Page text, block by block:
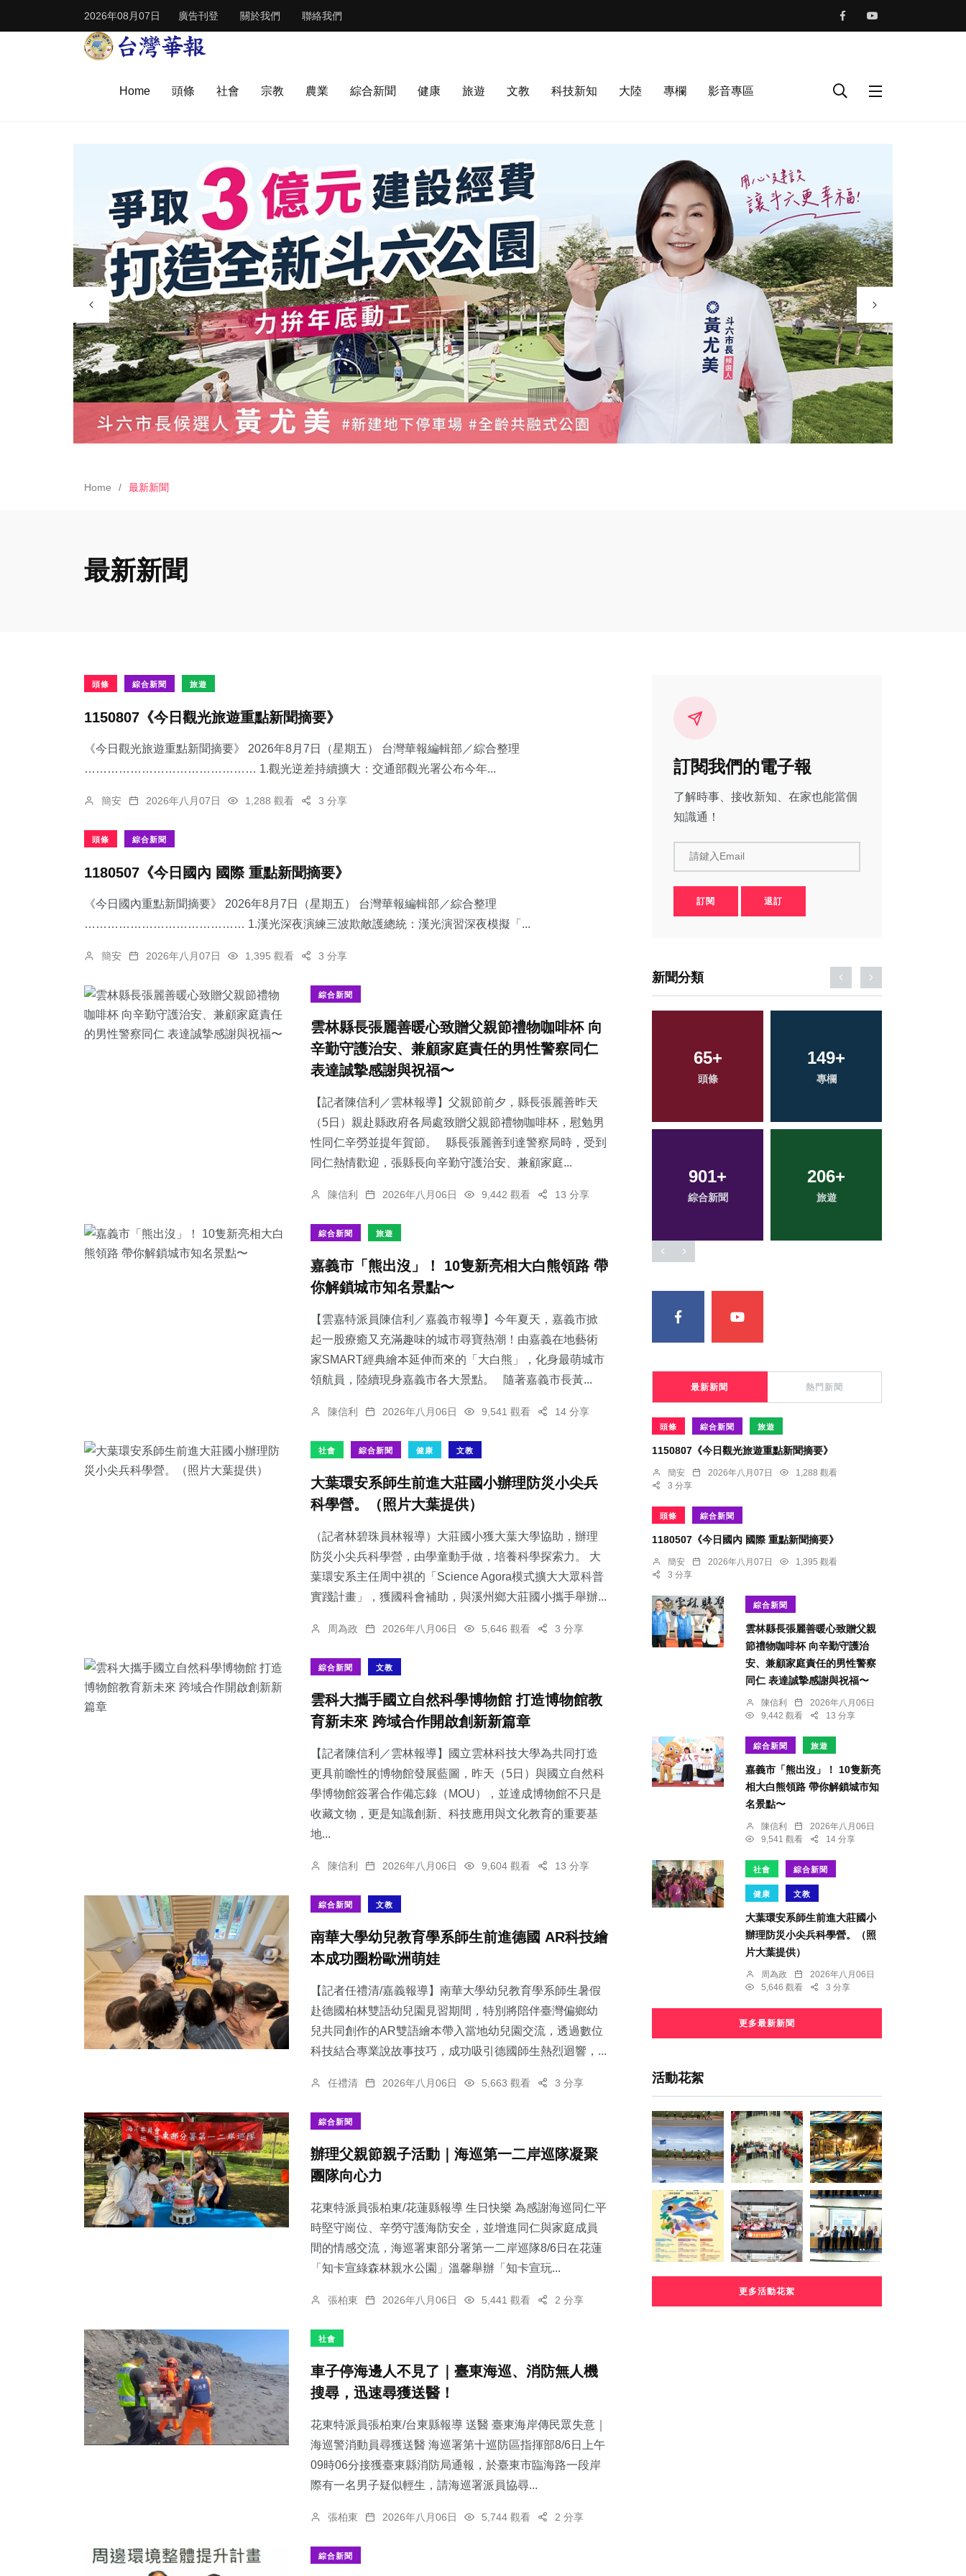
2026年08月07日 廣告刊登 關於我們 聯絡我們
Home 頭條 社會 宗教 農業 綜合新聞 健康 旅遊 文教 科技新知 大陸 專欄 影音專區
Home 最新新聞
最新新聞
頭條 綜合新聞 旅遊
1150807《今日觀光旅遊重點新聞摘要》
《今日觀光旅遊重點新聞摘要》 2026年8月7日（星期五） 台灣華報編輯部／綜合整理
……………………………………… 1.觀光逆差持續擴大：交通部觀光署公布今年...
簡安 2026年八月07日 1,288 觀看 3 分享
頭條 綜合新聞
1180507《今日國內 國際 重點新聞摘要》
《今日國內重點新聞摘要》 2026年8月7日（星期五） 台灣華報編輯部／綜合整理
…………………………………… 1.漢光深夜演練三波欺敵護總統：​漢光演習深夜模擬「...
簡安 2026年八月07日 1,395 觀看 3 分享
綜合新聞
雲林縣長張麗善暖心致贈父親節禮物咖啡杯 向
辛勤守護治安、兼顧家庭責任的男性警察同仁
表達誠摯感謝與祝福〜
【記者陳信利／雲林報導】父親節前夕，縣長張麗善昨天
（5日）親赴縣政府各局處致贈父親節禮物咖啡杯，慰勉男
性同仁辛勞並提年賀節。 縣長張麗善到達警察局時，受到
同仁熱情歡迎，張縣長向辛勤守護治安、兼顧家庭...
陳信利 2026年八月06日 9,442 觀看 13 分享
綜合新聞 旅遊
嘉義市「熊出沒」！ 10隻新亮相大白熊領路 帶
你解鎖城市知名景點〜
【雲嘉特派員陳信利／嘉義市報導】今年夏天，嘉義市掀
起一股療癒又充滿趣味的城市尋寶熱潮！由嘉義在地藝術
家SMART經典繪本延伸而來的「大白熊」，化身最萌城市
領航員，陸續現身嘉義市各大景點。 隨著嘉義市長黃...
陳信利 2026年八月06日 9,541 觀看 14 分享
社會 綜合新聞 健康 文教
大葉環安系師生前進大莊國小辦理防災小尖兵
科學營。（照片大葉提供）
（記者林碧珠員林報導）大莊國小獲大葉大學協助，辦理
防災小尖兵科學營，由學童動手做，培養科學探索力。 大
葉環安系主任周中祺的「Science Agora模式擴大大眾科普
實踐計畫」，獲國科會補助，與溪州鄉大莊國小攜手舉辦...
周為政 2026年八月06日 5,646 觀看 3 分享
綜合新聞 文教
雲科大攜手國立自然科學博物館 打造博物館教
育新未來 跨域合作開啟創新新篇章
【記者陳信利／雲林報導】國立雲林科技大學為共同打造
更具前瞻性的博物館發展藍圖，昨天（5日）與國立自然科
學博物館簽署合作備忘錄（MOU），並達成博物館不只是
收藏文物，更是知識創新、科技應用與文化教育的重要基
地...
陳信利 2026年八月06日 9,604 觀看 13 分享
綜合新聞 文教
南華大學幼兒教育學系師生前進德國 AR科技繪
本成功圈粉歐洲萌娃
【記者任禮清/嘉義報導】南華大學幼兒教育學系師生暑假
赴德國柏林雙語幼兒園見習期間，特別將陪伴臺灣偏鄉幼
兒共同創作的AR雙語繪本帶入當地幼兒園交流，透過數位
科技結合專業說故事技巧，成功吸引德國師生熱烈迴響，...
任禮清 2026年八月06日 5,663 觀看 3 分享
綜合新聞
辦理父親節親子活動｜海巡第一二岸巡隊凝聚
團隊向心力
花東特派員張柏東/花蓮縣報導 生日快樂 為感謝海巡同仁平
時堅守崗位、辛勞守護海防安全，並增進同仁與家庭成員
間的情感交流，海巡署東部分署第一二岸巡隊8/6日在花蓮
「知卡宣綠森林親水公園」溫馨舉辦「知卡宣玩...
張柏東 2026年八月06日 5,441 觀看 2 分享
社會
車子停海邊人不見了｜臺東海巡、消防無人機
搜尋，迅速尋獲送醫！
花東特派員張柏東/台東縣報導 送醫 臺東海岸傳民眾失意｜
海巡警消動員尋獲送醫 海巡署第十巡防區指揮部8/6日上午
09時06分接獲臺東縣消防局通報，於臺東市臨海路一段岸
際有一名男子疑似輕生，請海巡署派員協尋...
張柏東 2026年八月06日 5,744 觀看 2 分享
綜合新聞
訂閱我們的電子報
了解時事、接收新知、在家也能當個
知識通！
請鍵入Email
訂閱 退訂
新聞分類
270+
健康
65+
頭條
149+
專欄
901+
綜合新聞
206+
旅遊
3+
大陸
298+
文教
43+
科技新知
501+
社會
最新新聞 熱門新聞
頭條 綜合新聞 旅遊
1150807《今日觀光旅遊重點新聞摘要》
簡安 2026年八月07日
1,288 觀看
3 分享
頭條 綜合新聞
1180507《今日國內 國際 重點新聞摘要》
簡安 2026年八月07日
1,395 觀看
3 分享
綜合新聞
雲林縣長張麗善暖心致贈父親
節禮物咖啡杯 向辛勤守護治
安、兼顧家庭責任的男性警察
同仁 表達誠摯感謝與祝福〜
陳信利
2026年八月06日
9,442 觀看
13 分享
綜合新聞 旅遊
嘉義市「熊出沒」！ 10隻新亮
相大白熊領路 帶你解鎖城市知
名景點〜
陳信利
2026年八月06日
9,541 觀看
14 分享
社會 綜合新聞
健康 文教
大葉環安系師生前進大莊國小
辦理防災小尖兵科學營。（照
片大葉提供）
周為政
2026年八月06日
5,646 觀看
3 分享
更多最新新聞
活動花絮
更多活動花絮